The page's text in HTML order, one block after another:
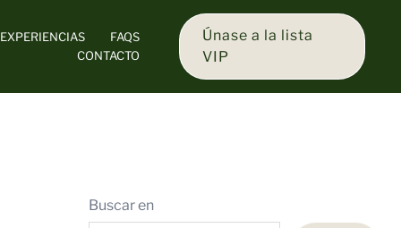
EXPERIENCIAS
FAQS
CONTACTO
Únase a la lista
VIP
Buscar en